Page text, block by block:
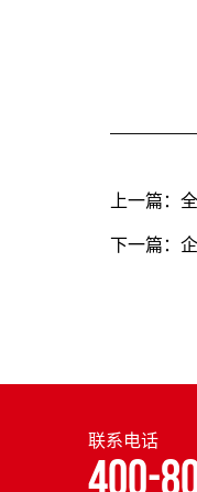
上一篇：
下一篇：
联系电话